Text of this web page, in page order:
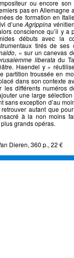
ou encore
pas en Allemagne
de formation en
d’uneAgrippina
conscience qu’il y a
débuts avec la
tirés de
, « sur un canevas
liberatadu
Haendel y «
partition troussée en
dans son contexte
les différents numéros
une large
sans exception d’au
autant que
à la non moins
des plus grands
Dieren, 360 p., 22 €